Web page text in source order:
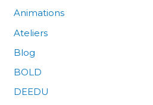
Animations
Ateliers
Blog
BOLD
DEEDU